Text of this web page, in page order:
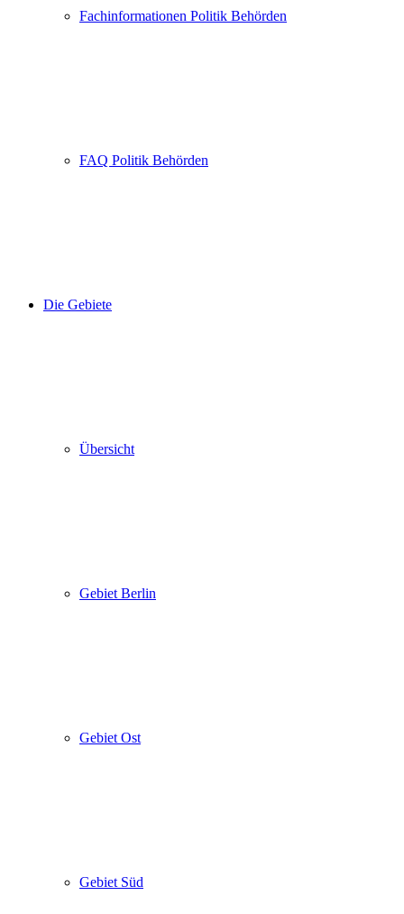
Fachinformationen Politik Behörden
FAQ Politik Behörden
Die Gebiete
Übersicht
Gebiet Berlin
Gebiet Ost
Gebiet Süd